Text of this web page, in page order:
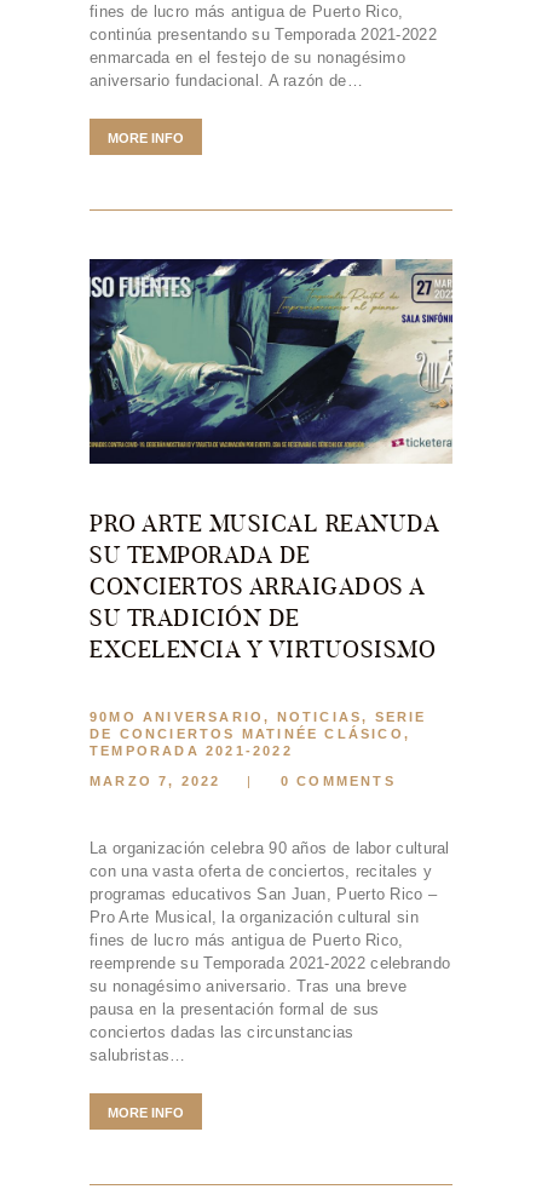
fines de lucro más antigua de Puerto Rico,
continúa presentando su Temporada 2021-2022
enmarcada en el festejo de su nonagésimo
aniversario fundacional. A razón de…
MORE INFO
PRO ARTE MUSICAL REANUDA
SU TEMPORADA DE
CONCIERTOS ARRAIGADOS A
SU TRADICIÓN DE
EXCELENCIA Y VIRTUOSISMO
90MO ANIVERSARIO, NOTICIAS, SERIE
DE CONCIERTOS MATINÉE CLÁSICO ,
TEMPORADA 2021-2022
MARZO 7, 2022 0 COMMENTS
La organización celebra 90 años de labor cultural
con una vasta oferta de conciertos, recitales y
programas educativos San Juan, Puerto Rico –
Pro Arte Musical, la organización cultural sin
fines de lucro más antigua de Puerto Rico,
reemprende su Temporada 2021-2022 celebrando
su nonagésimo aniversario. Tras una breve
pausa en la presentación formal de sus
conciertos dadas las circunstancias
salubristas…
MORE INFO